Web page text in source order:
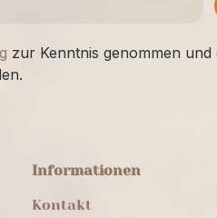
zur Kenntnis genommen
Informationen
Kontakt